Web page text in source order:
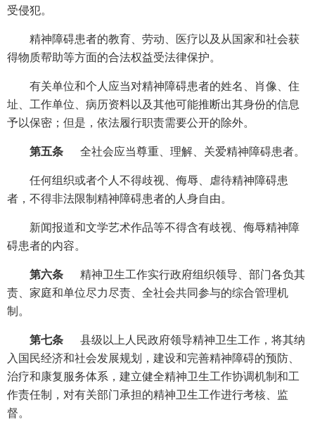
受侵犯。
精神障碍患者的教育、劳动、医疗以及从国家和社会获
得物质帮助等方面的合法权益受法律保护。
有关单位和个人应当对精神障碍患者的姓名、肖像、住
址、工作单位、病历资料以及其他可能推断出其身份的信息
予以保密；但是，依法履行职责需要公开的除外。
第五条
全社会应当尊重、理解、关爱精神障碍患者。
任何组织或者个人不得歧视、侮辱、虐待精神障碍患
者，不得非法限制精神障碍患者的人身自由。
新闻报道和文学艺术作品等不得含有歧视、侮辱精神障
碍患者的内容。
第六条
精神卫生工作实行政府组织领导、部门各负其
责、家庭和单位尽力尽责、全社会共同参与的综合管理机
制。
第七条
县级以上人民政府领导精神卫生工作，将其纳
入国民经济和社会发展规划，建设和完善精神障碍的预防、
治疗和康复服务体系，建立健全精神卫生工作协调机制和工
作责任制，对有关部门承担的精神卫生工作进行考核、监
督。